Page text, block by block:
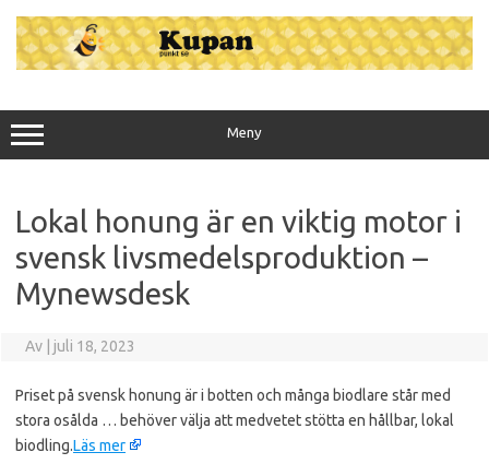
innehåll
Meny
Lokal honung är en viktig motor i
svensk livsmedelsproduktion –
Mynewsdesk
Av juli 18, 2023
Priset på svensk honung är i botten och många biodlare står med
stora osålda … behöver välja att medvetet stötta en hållbar, lokal
biodling.Läs mer